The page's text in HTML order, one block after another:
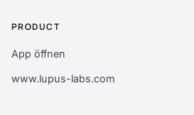
PRODUCT
App öffnen
www.lupus-labs.com